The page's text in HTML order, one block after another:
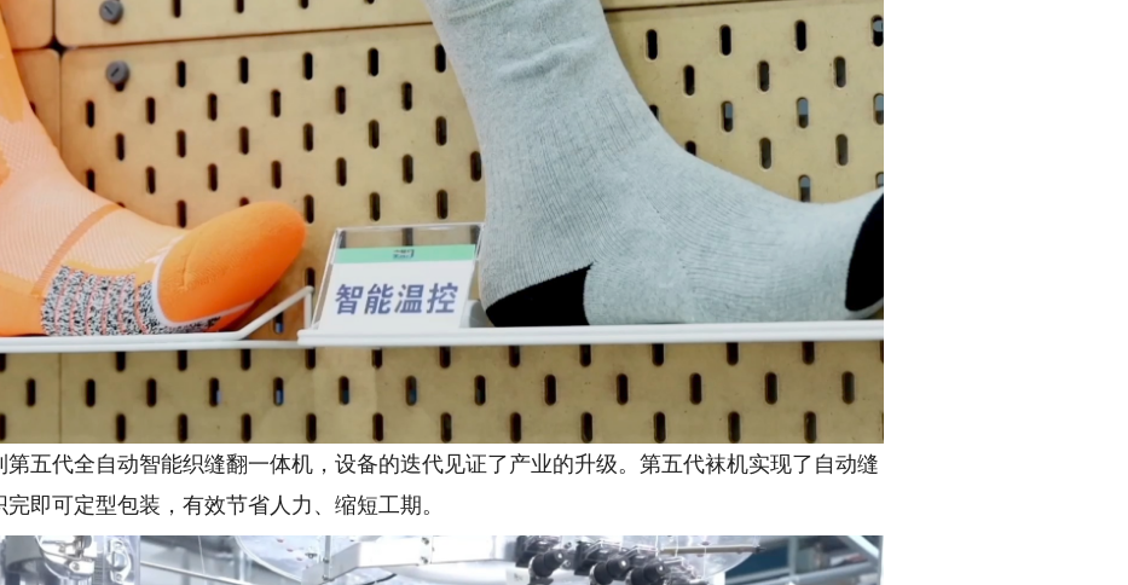
代全自动智能织缝翻一体机，设备的迭代见证了产业的升级。第五代袜机实现了自动缝
即可定型包装，有效节省人力、缩短工期。